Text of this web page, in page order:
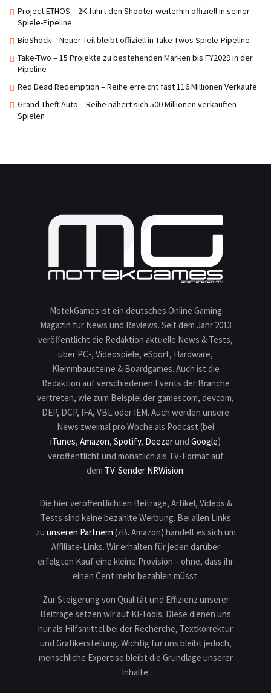
Project ETHOS – 2K führt den Shooter weiterhin offiziell in seiner
Spiele-Pipeline
BioShock – Neuer Teil bleibt offiziell in Take-Twos Spiele-Pipeline
Take-Two – 15 Projekte zu bestehenden Marken bis FY2029 in der
Pipeline
Red Dead Redemption – Reihe erreicht fast 116 Millionen Verkäufe
Grand Theft Auto – Reihe nähert sich 500 Millionen verkauften
Spielen
MotekGames ist ein deutsches Online Gaming
Magazin für News und Reviews. Seit dem Jahr 2013
veröffentlicht die Redaktion aktuelle News & Tests,
über PC-, Videospiele, eSport, Hardware,
Klemmbausteine & Boardgames. Auch ist die
Redaktion auf verschiedenen Events der Branche
vertreten, wie zum Beispiel der gamescom, devcom,
DEP, DCP, IFA, VBL oder IEM. Auch werden unsere
News zweimal pro Woche als Podcast (bei
iTunes, Amazon, Spotify, Deezerund Google)
veröffentlicht und monatlich als TV-Format auf
dem TV-Sender NRWision.
Die hier veröffentlichten Beiträge, Artikel, Videos &
Tests sind keine bezahlte Werbung. Bei allen Links
zu unseren Partnern (zB. Amazon) handelt es sich um
Affiliate-Links. Wir erhalten für jeden darüber
erfolgten Kauf eine kleine Provision – ohne, dass ihr
einen Cent mehr bezahlen müsst.
Zur Steigerung von Qualität und Effizienz unserer
Beiträge setzen wir auf KI-Tools: Diese dienen uns
nur als Hilfsmittel bei der Recherche, Textkorrektur
und Grafikerstellung. Wichtig für uns bleibt jedoch,
menschliche Expertise bleibt die Grundlage unserer
Inhalte.